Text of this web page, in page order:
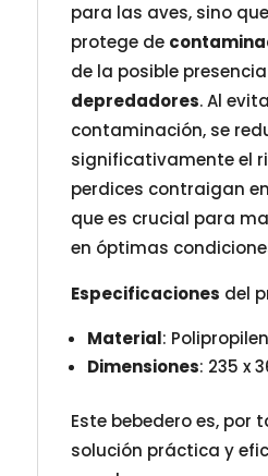
para las aves, sino
protege de
de la posible
depredadores. Al
contaminación, se
significativamente el
perdices contraigan
que es crucial para
en óptimas
Especificaciones del
Material:
Dimensiones: 235 x
Este bebedero es, por
solución práctica y